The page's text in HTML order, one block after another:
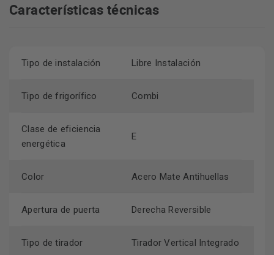
Suclasificación energética Ete garantiza un consumo
Características técnicas
Tipo de instalación Libre Instalación
Tipo de frigorífico Combi
Clase de eficiencia
energética
E
Color Acero Mate Antihuellas
Apertura de puerta Derecha Reversible
Tipo de tirador Tirador Vertical Integrado